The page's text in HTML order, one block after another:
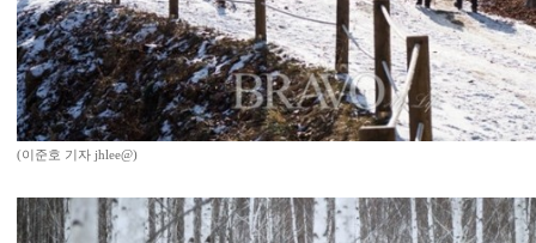
(이준호 기자 jhlee@)